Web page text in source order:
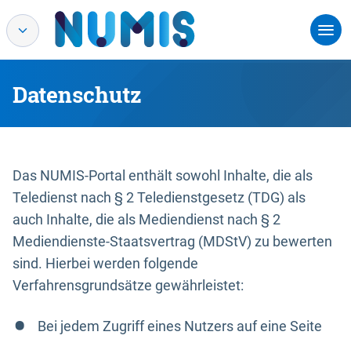
Datenschutz
Das NUMIS-Portal enthält sowohl Inhalte, die als
Teledienst nach § 2 Teledienstgesetz (TDG) als
auch Inhalte, die als Mediendienst nach § 2
Mediendienste-Staatsvertrag (MDStV) zu bewerten
sind. Hierbei werden folgende
Verfahrensgrundsätze gewährleistet:
Bei jedem Zugriff eines Nutzers auf eine Seite